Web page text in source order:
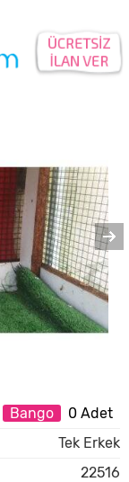
Bango
0 Adet
Tek Erkek
22516